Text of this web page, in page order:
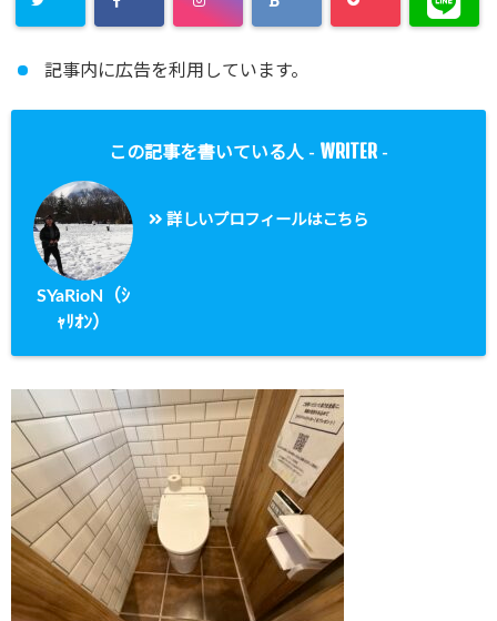
記事内に広告を利用しています。
この記事を書いている人 - WRITER -
SYaRioN（ｼ
ｬﾘｵﾝ）
詳しいプロフィールはこちら